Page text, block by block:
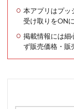
本アプリはプッ
受け取りをON
掲載情報には細
ず販売価格・販